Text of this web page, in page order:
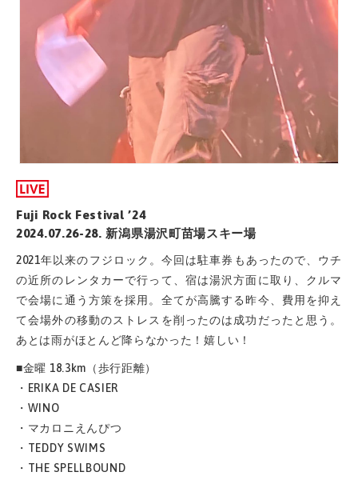
Fuji Rock Festival ’24
2024.07.26-28. 新潟県湯沢町苗場スキー場
2021年以来のフジロック。今回は駐車券もあったので、ウチ
の近所のレンタカーで行って、宿は湯沢方面に取り、クルマ
で会場に通う方策を採用。全てが高騰する昨今、費用を抑え
て会場外の移動のストレスを削ったのは成功だったと思う。
あとは雨がほとんど降らなかった！嬉しい！
■金曜 18.3km（歩行距離）
・ERIKA DE CASIER
・WINO
・マカロニえんぴつ
・TEDDY SWIMS
・THE SPELLBOUND